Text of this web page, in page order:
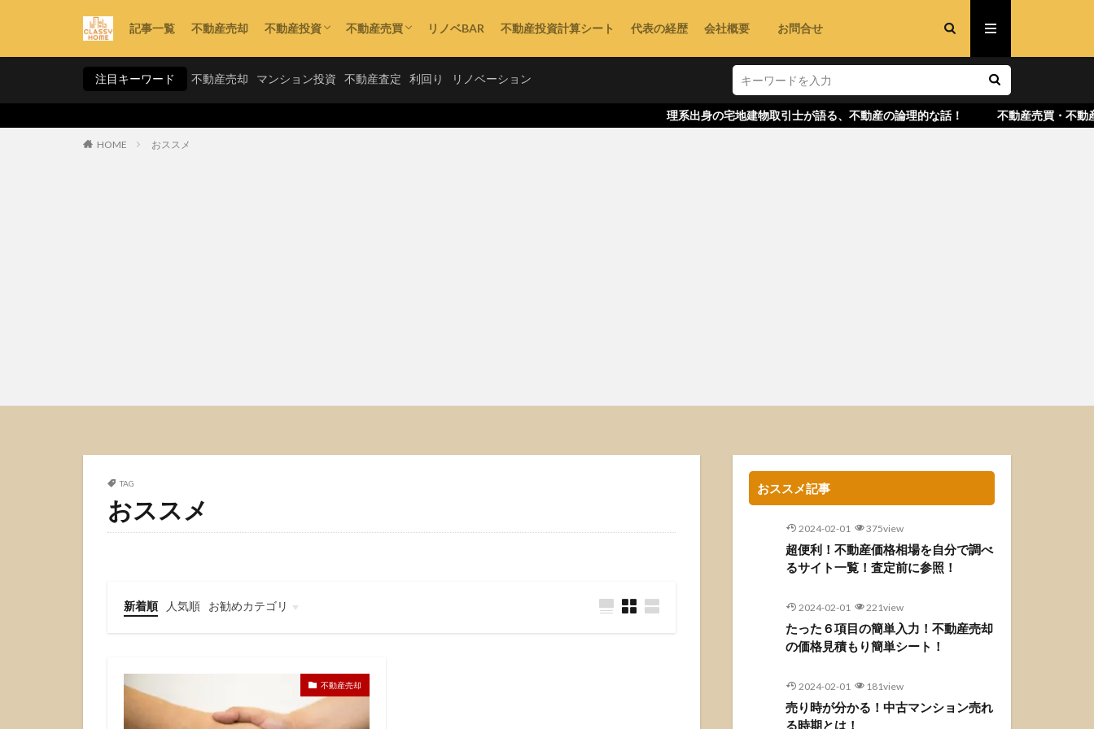
記事一覧 不動産売却 不動産投資 不動産売買 リノベBAR 不動産投資計算シート 代表の経歴 会社概要 お問合せ
注目キーワード 不動産売却 マンション投資 不動産査定 利回り リノベーション
理系出身の宅地建物取引士が語る、不動産の論理的な話！ 不動産売買・不動産投資
HOME おススメ
TAG
おススメ
新着順 人気順
お勧めカテゴリ
不動産売却
おススメ記事
2024-02-01 375view
超便利！不動産価格相場を自分で調べ
るサイト一覧！査定前に参照！
2024-02-01 221view
たった６項目の簡単入力！不動産売却
の価格見積もり簡単シート！
2024-02-01 181view
売り時が分かる！中古マンション売れ
る時期とは！